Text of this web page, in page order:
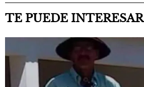
TE PUEDE INTERESAR